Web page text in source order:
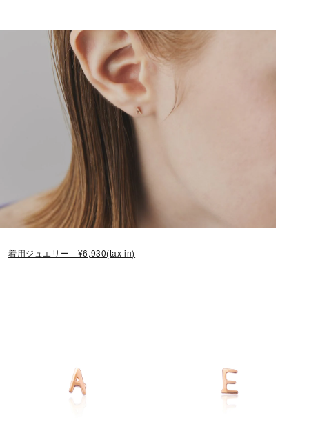
メンズ
リングサイズ
¥0
在庫ありのみ
着用ジュエリー ¥6,930(tax in)